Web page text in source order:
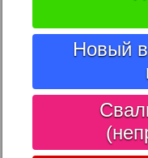
Новый